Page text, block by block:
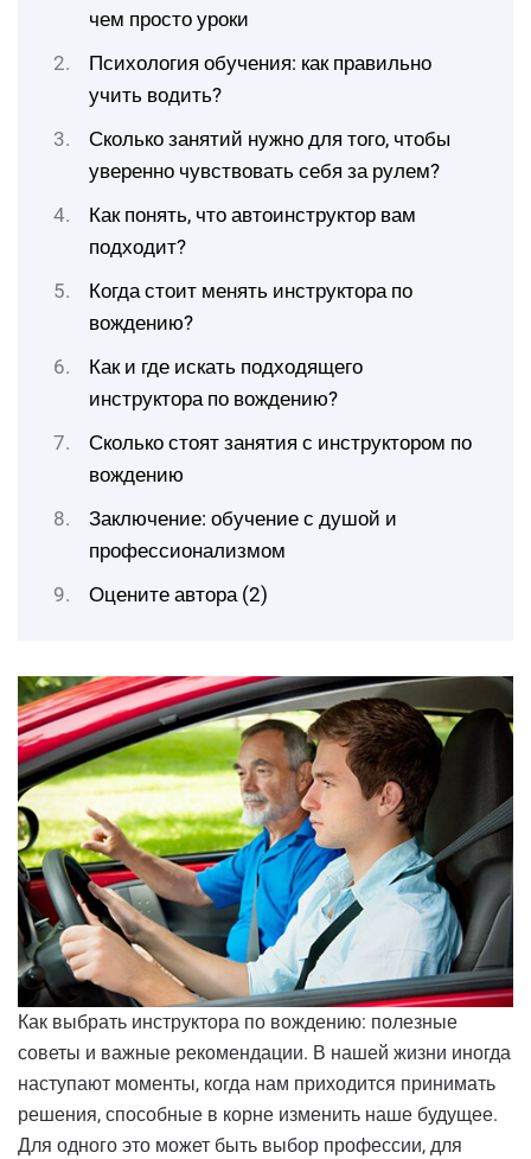
чем просто уроки
Психология обучения: как правильно
учить водить?
Сколько занятий нужно для того, чтобы
уверенно чувствовать себя за рулем?
Как понять, что автоинструктор вам
подходит?
Когда стоит менять инструктора по
вождению?
Как и где искать подходящего
инструктора по вождению?
Сколько стоят занятия с инструктором по
вождению
Заключение: обучение с душой и
профессионализмом
Оцените автора (2)
Как выбрать инструктора по вождению: полезные
советы и важные рекомендации. В нашей жизни иногда
наступают моменты, когда нам приходится принимать
решения, способные в корне изменить наше будущее.
Для одного это может быть выбор профессии, для